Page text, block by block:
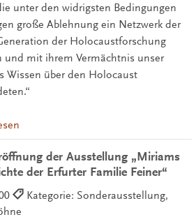
unter den widrigsten Bedingungen
große Ablehnung ein Netzwerk der
der Holocaustforschung
und mit ihrem Vermächtnis unser
Wissen über den Holocaust
der Ausstellung „Miriams
der Erfurter Familie Feiner“
Kategorie: Sonderausstellung,